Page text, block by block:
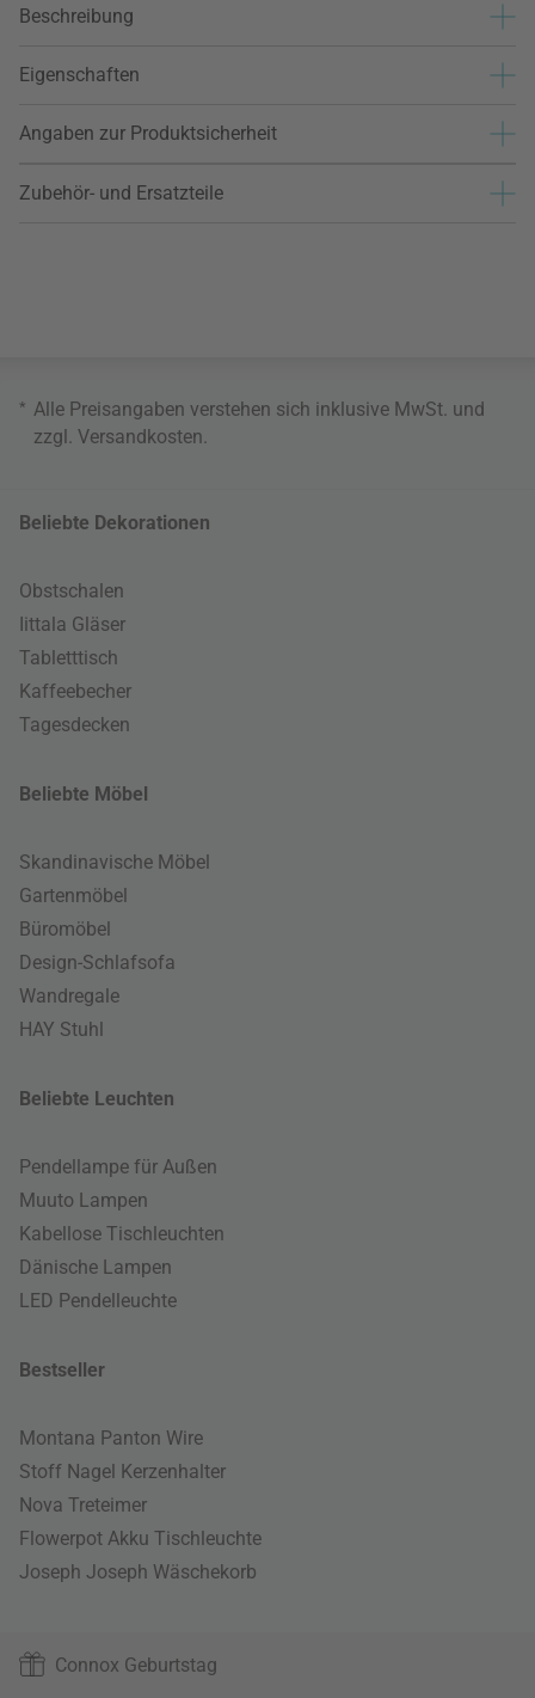
Beschreibung
Eigenschaften
Angaben zur Produktsicherheit
Zubehör- und Ersatzteile
* Alle Preisangaben verstehen sich inklusive MwSt. und
zzgl. Versandkosten
Beliebte Dekorationen
Obstschalen
Iittala Gläser
Tabletttisch
Kaffeebecher
Tagesdecken
Beliebte Möbel
Skandinavische Möbel
Gartenmöbel
Büromöbel
Design-Schlafsofa
Wandregale
HAY Stuhl
Beliebte Leuchten
Pendellampe für Außen
Muuto Lampen
Kabellose Tischleuchten
Dänische Lampen
LED Pendelleuchte
Bestseller
Montana Panton Wire
Stoff Nagel Kerzenhalter
Nova Treteimer
Flowerpot Akku Tischleuchte
Joseph Joseph Wäschekorb
Connox Geburtstag